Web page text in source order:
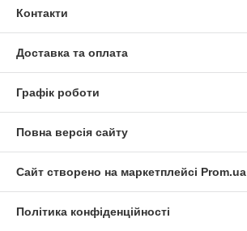
Контакти
Доставка та оплата
Графік роботи
Повна версія сайту
Сайт створено на маркетплейсі Prom.ua
Політика конфіденційності